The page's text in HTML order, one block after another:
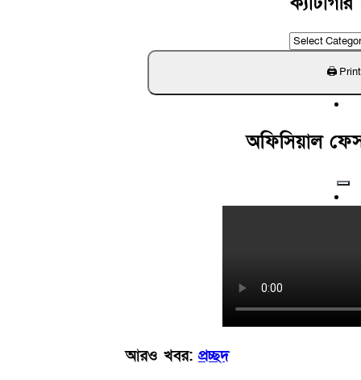
ক্যাটাগরি
খুঁজুন
অফিসিয়াল
আরও খবর: প্রচ্ছদ